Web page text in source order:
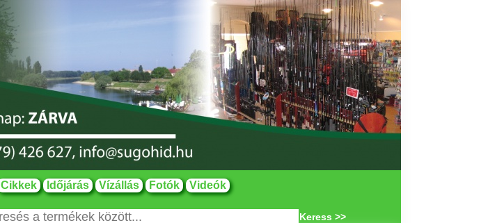
Cikkek Időjárás Vízállás Fotók Videók
Keress >>